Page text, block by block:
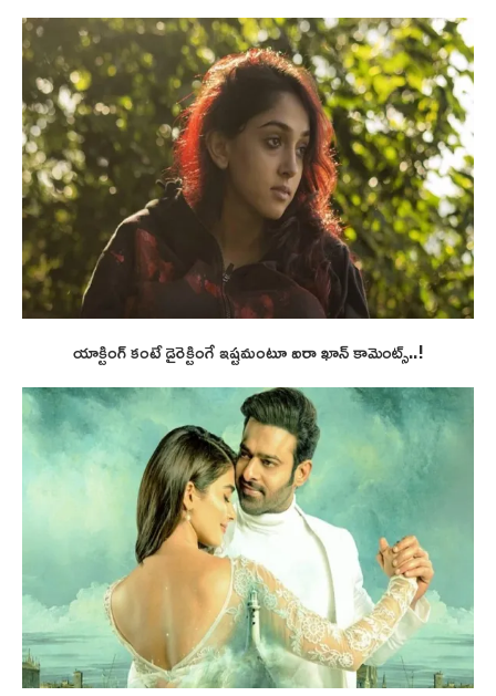
యాక్టింగ్ కంటే డైరెక్టింగే ఇష్టమంటూ ఐరా ఖాన్ కామెంట్స్..!